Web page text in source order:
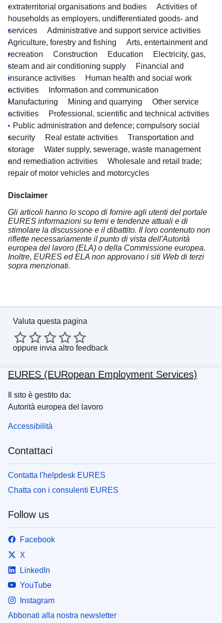
extraterritorial organisations and bodies
Activities of
households as employers, undifferentiated goods- and
services
Administrative and support service activities
Agriculture, forestry and fishing
Arts, entertainment and
recreation
Construction Education
Electricity, gas,
steam and air conditioning supply
Financial and
insurance activities
Human health and social work
activities
Information and communication
Manufacturing
Mining and quarrying
Other service
activities
Professional, scientific and technical activities
Public administration and defence; compulsory social
security
Real estate activities
Transportation and
storage
Water supply, sewerage, waste management
and remediation activities
Wholesale and retail trade;
repair of motor vehicles and motorcycles
Disclaimer
Gli articoli hanno lo scopo di fornire agli utenti del portale
EURES informazioni su temi e tendenze attuali e di
stimolare la discussione e il dibattito. Il loro contenuto non
riflette necessariamente il punto di vista dell'Autorità
europea del lavoro (ELA) o della Commissione europea.
Inoltre, EURES ed ELA non approvano i siti Web di terzi
sopra menzionati.
Valuta questa pagina
oppure invia altro feedback
EURES (EURopean Employment Services)
Il sito è gestito da:
Autorità europea del lavoro
Accessibilità
Contattaci
Contatta l'helpdesk EURES
Chatta con i consulenti EURES
Follow us
Facebook
X
LinkedIn
YouTube
Instagram
Abbonati alla nostra newsletter